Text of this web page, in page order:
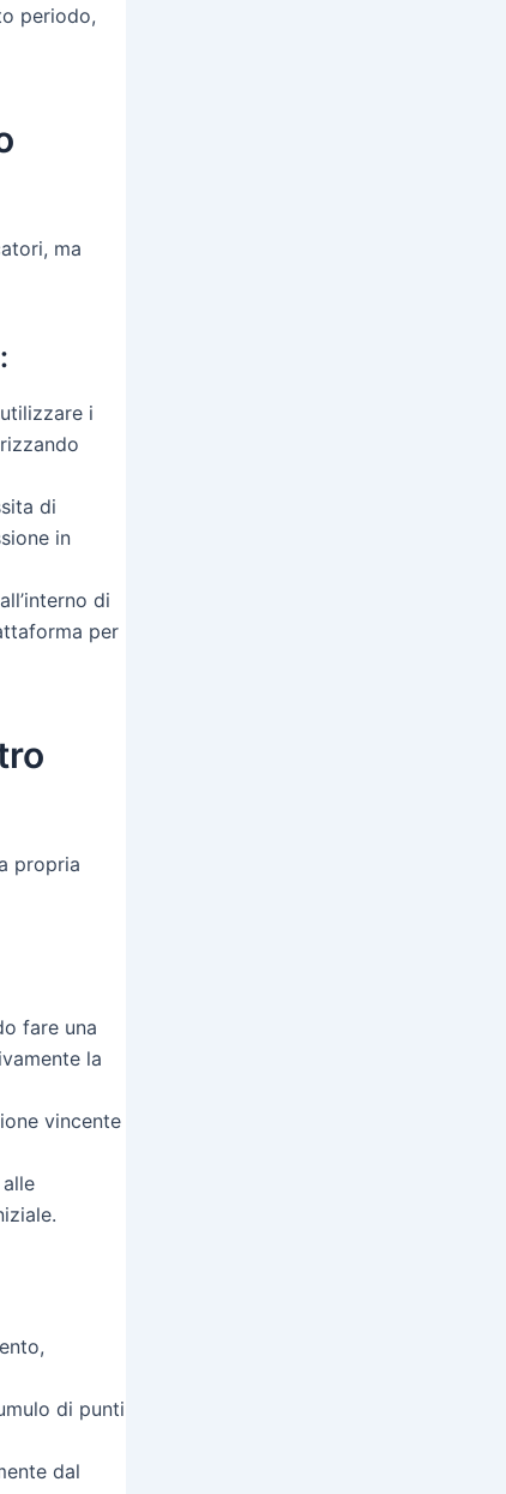
periodo,
ma
i
di
in
di
per
propria
fare una
la
vincente
di punti
dal